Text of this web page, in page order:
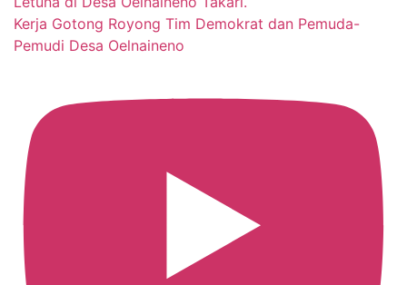
Kerja Gotong Royong Tim Demokrat dan Pemuda-
Pemudi Desa Oelnaineno